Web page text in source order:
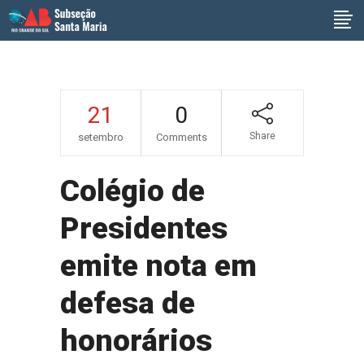
21
setembro
0
Comments Share
Colégio de
Presidentes
emite nota em
defesa de
honorários